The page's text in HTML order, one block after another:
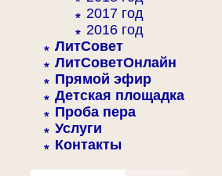
2017 год
2016 год
ЛитСовет
ЛитСоветОнлайн
Прямой эфир
Детская площадка
Проба пера
Услуги
Контакты